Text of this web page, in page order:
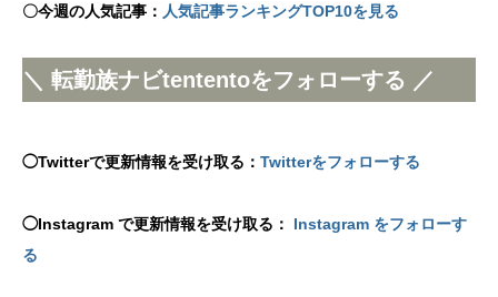
〇今週の人気記事： 人気記事ランキングTOP10を見る
＼ 転勤族ナビtententoをフォローする ／
◯Twitterで更新情報を受け取る： Twitterをフォローする
◯Instagram で更新情報を受け取る：
Instagram をフォローす
る